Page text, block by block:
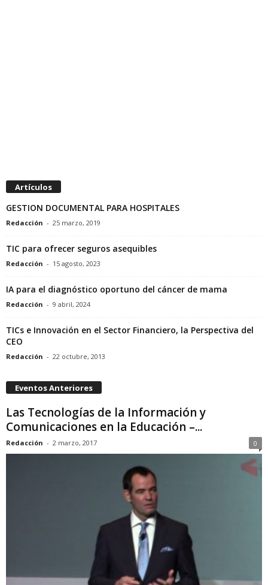
Artículos
GESTION DOCUMENTAL PARA HOSPITALES
Redacción - 25 marzo, 2019
TIC para ofrecer seguros asequibles
Redacción - 15 agosto, 2023
IA para el diagnóstico oportuno del cáncer de mama
Redacción - 9 abril, 2024
TICs e Innovación en el Sector Financiero, la Perspectiva del
CEO
Redacción - 22 octubre, 2013
Eventos Anteriores
Las Tecnologías de la Información y
Comunicaciones en la Educación –...
Redacción - 2 marzo, 2017 0